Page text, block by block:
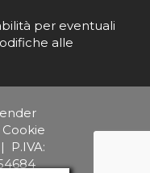
per eventuali
alle
Cookie
| P.IVA: